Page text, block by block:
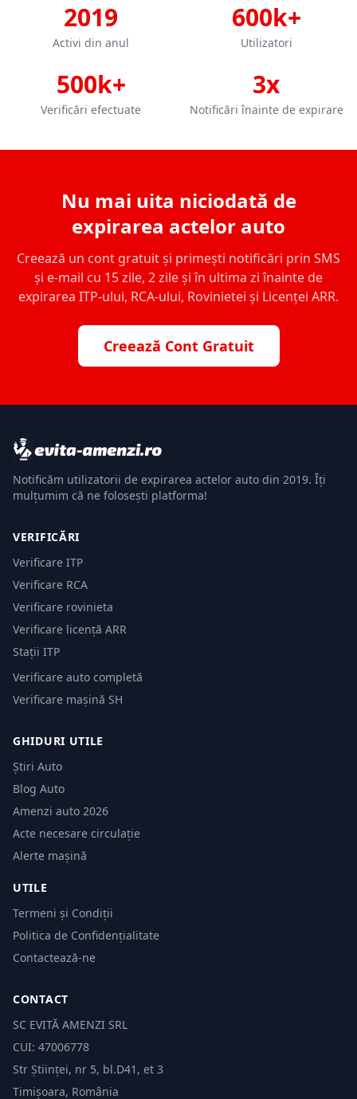
2019
Activi din anul
600k+
Utilizatori
500k+
Verificări efectuate
3x
Notificări înainte de expirare
Nu mai uita niciodată de
expirarea actelor auto
Creează un cont gratuit și primești notificări prin SMS
și e-mail cu 15 zile, 2 zile și în ultima zi înainte de
expirarea ITP-ului, RCA-ului, Rovinietei și Licenței ARR.
Creează Cont Gratuit
Notificăm utilizatorii de expirarea actelor auto din 2019. Îți
mulțumim că ne folosești platforma!
VERIFICĂRI
Verificare ITP
Verificare RCA
Verificare rovinieta
Verificare licență ARR
Stații ITP
Verificare auto completă
Verificare mașină SH
GHIDURI UTILE
Știri Auto
Blog Auto
Amenzi auto 2026
Acte necesare circulație
Alerte mașină
UTILE
Termeni și Condiții
Politica de Confidențialitate
Contactează-ne
CONTACT
SC EVITĂ AMENZI SRL
CUI: 47006778
Str Științei, nr 5, bl.D41, et 3
Timișoara, România